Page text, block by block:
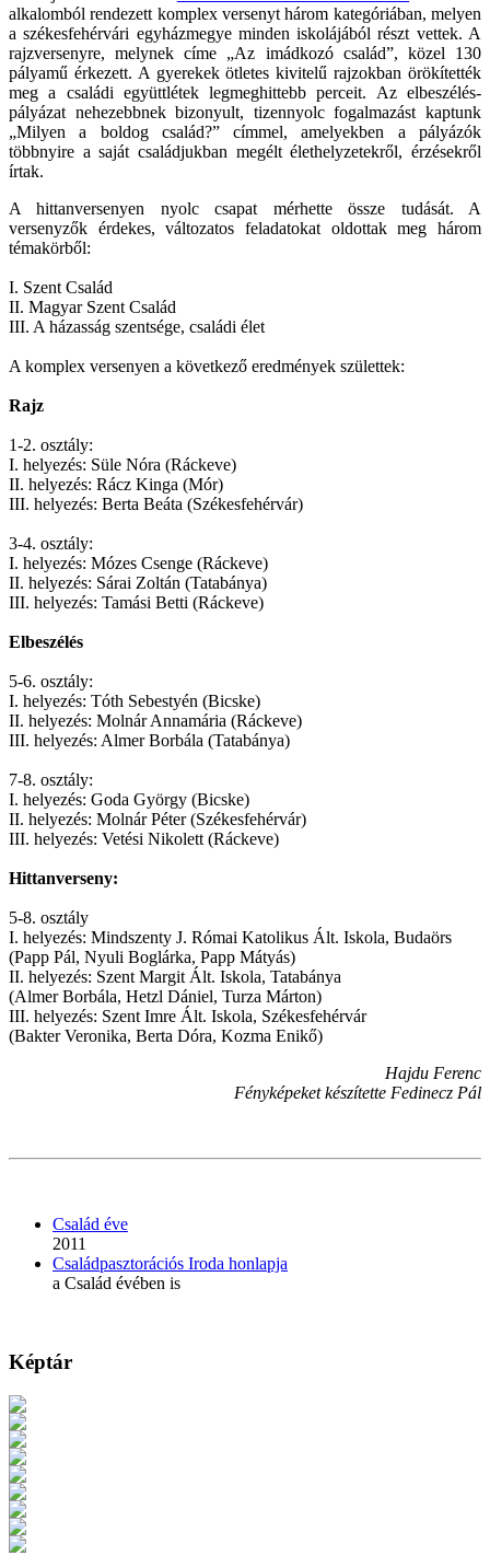
alkalomból rendezett komplex versenyt három kategóriában, melyen
a székesfehérvári egyházmegye minden iskolájából részt vettek. A
rajzversenyre, melynek címe „Az imádkozó család”, közel 130
pályamű érkezett. A gyerekek ötletes kivitelű rajzokban örökítették
meg a családi együttlétek legmeghittebb perceit. Az elbeszélés-
pályázat nehezebbnek bizonyult, tizennyolc fogalmazást kaptunk
„Milyen a boldog család?” címmel, amelyekben a pályázók
többnyire a saját családjukban megélt élethelyzetekről, érzésekről
írtak.
A hittanversenyen nyolc csapat mérhette össze tudását. A
versenyzők érdekes, változatos feladatokat oldottak meg három
témakörből:
I. Szent Család
II. Magyar Szent Család
III. A házasság szentsége, családi élet
A komplex versenyen a következő eredmények születtek:
Rajz
1-2. osztály:
I. helyezés: Süle Nóra (Ráckeve)
II. helyezés: Rácz Kinga (Mór)
III. helyezés: Berta Beáta (Székesfehérvár)
3-4. osztály:
I. helyezés: Mózes Csenge (Ráckeve)
II. helyezés: Sárai Zoltán (Tatabánya)
III. helyezés: Tamási Betti (Ráckeve)
Elbeszélés
5-6. osztály:
I. helyezés: Tóth Sebestyén (Bicske)
II. helyezés: Molnár Annamária (Ráckeve)
III. helyezés: Almer Borbála (Tatabánya)
7-8. osztály:
I. helyezés: Goda György (Bicske)
II. helyezés: Molnár Péter (Székesfehérvár)
III. helyezés: Vetési Nikolett (Ráckeve)
Hittanverseny:
5-8. osztály
I. helyezés: Mindszenty J. Római Katolikus Ált. Iskola, Budaörs
(Papp Pál, Nyuli Boglárka, Papp Mátyás)
II. helyezés: Szent Margit Ált. Iskola, Tatabánya
(Almer Borbála, Hetzl Dániel, Turza Márton)
III. helyezés: Szent Imre Ált. Iskola, Székesfehérvár
(Bakter Veronika, Berta Dóra, Kozma Enikő)
Hajdu Ferenc
Fényképeket készítette Fedinecz Pál
Család éve
2011
Családpasztorációs Iroda honlapja
a Család évében is
Képtár